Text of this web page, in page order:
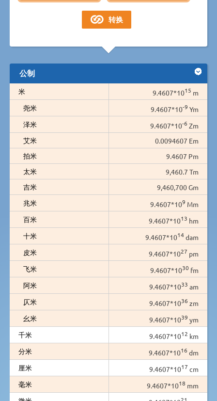
公制
米 9.4607*1015 m
尧米
9.4607*10-9 Ym
泽米
9.4607*10-6 Zm
艾米
0.0094607 Em
拍米
9.4607 Pm
太米
9,460.7 Tm
吉米
9,460,700 Gm
兆米
9.4607*109 Mm
百米
9.4607*1013 hm
十米
9.4607*1014dam
皮米
9.4607*1027 pm
飞米
9.4607*1030 fm
阿米
9.4607*1033 am
仄米
9.4607*1036 zm
幺米
9.4607*1039 ym
千米
9.4607*1012 km
分米
9.4607*1016 dm
厘米
9.4607*1017 cm
毫米
9.4607*1018 mm